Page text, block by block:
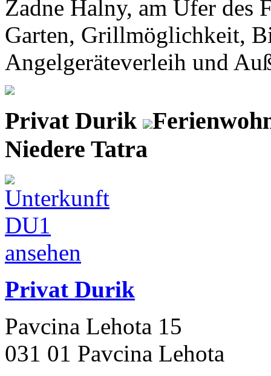
Zadne Halny, am Ufer des
Garten, Grillmöglichkeit,
Angelgeräteverleih und
Privat Durik
Niedere Tatra
Privat Durik
Pavcina Lehota 15
031 01 Pavcina Lehota